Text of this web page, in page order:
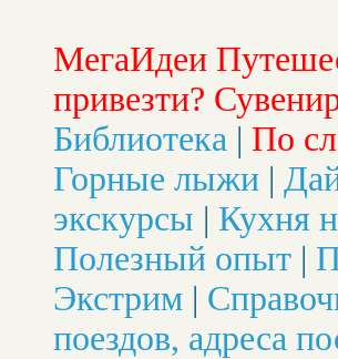
МегаИдеи
привезти?
Библиотека | По
Горные лыжи |
экскурсы | Кухня
Полезный опыт |
Экстрим |
поездов, адреса